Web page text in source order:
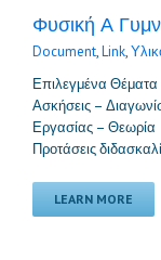
Φυσική Α
Document,Link,
Επιλεγμένα Θέματα
Ασκήσεις –
Εργασίας – Θεωρία
Προτάσεις
LEARN MORE